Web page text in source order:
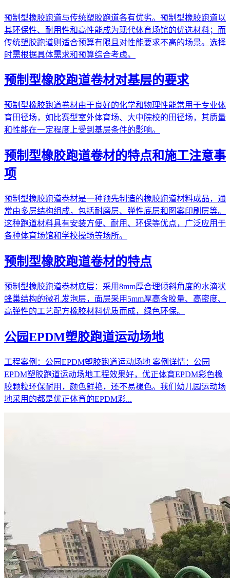
预制型橡胶跑道与传统塑胶跑道各有优劣。预制型橡胶跑道以
其环保性、耐用性和高性能成为现代体育场馆的优选材料；而
传统塑胶跑道则适合预算有限且对性能要求不高的场景。选择
时需根据具体需求和预算综合考虑。
预制型橡胶跑道卷材对基层的要求
预制型橡胶跑道卷材由于良好的化学和物理性能常用于专业体
育田径场，如比赛型室外体育场、大中院校的田径场，其质量
和性能在一定程度上受到基层条件的影响。
预制型橡胶跑道卷材的特点和施工注意事
项
预制型橡胶跑道卷材是一种预先制造的橡胶跑道材料成品，通
常由多层结构组成，包括耐磨层、弹性底层和图案印刷层等。
这种跑道材料具有安装方便、耐用、环保等优点，广泛应用于
各种体育场馆和学校操场等场所。
预制型橡胶跑道卷材的特点
预制型橡胶跑道卷材底层：采用8mm厚合理倾斜角度的水滴状
蜂巢结构的微孔发泡层，面层采用5mm厚高含胶量、高密度、
高弹性的工艺配方橡胶材料优质而成，绿色环保。
公园EPDM塑胶跑道运动场地
工程案例：公园EPDM塑胶跑道运动场地 案例详情：公园
EPDM塑胶跑道运动场地工程效果好，优正体育EPDM彩色橡
胶颗粒环保耐用，颜色鲜艳，还不易褪色。我们幼儿园运动场
地采用的都是优正体育的EPDM彩...